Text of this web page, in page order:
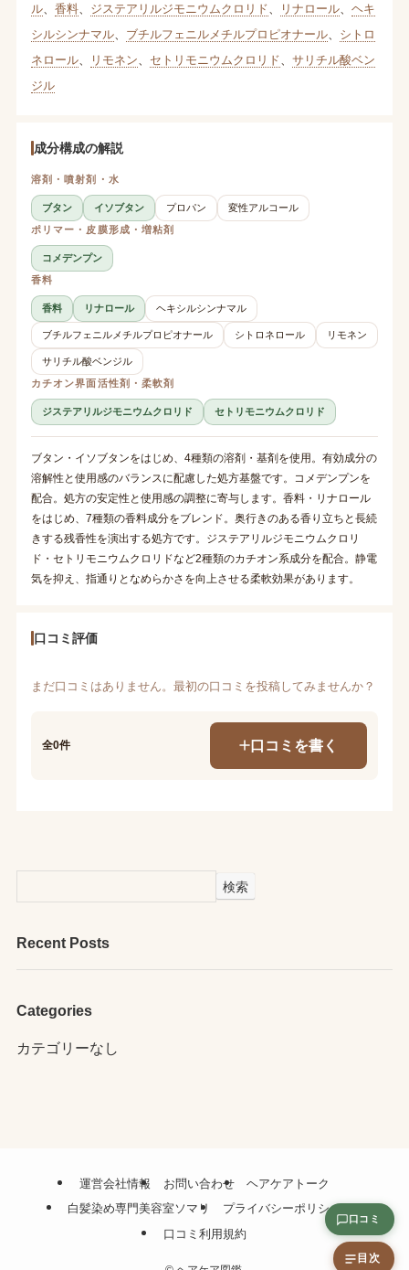
ル、 香料、 ジステアリルジモニウムクロリド リナロール、 ヘキ
シルシンナマル、 ブチルフェニルメチルプロピオナール、 シトロ
ネロール、 リモネン セトリモニウムクロリド
サリチル酸ベン
ジル
成分構成の解説
溶剤・噴射剤・水
ブタン イソブタン プロパン
変性アルコール
ポリマー・皮膜形成・増粘剤
コメデンプン
香料
香料 リナロール ヘキシルシンナマル
ブチルフェニルメチルプロピオナール シトロネロール リモネン
サリチル酸ベンジル
カチオン界面活性剤・柔軟剤
ジステアリルジモニウムクロリド セトリモニウムクロリド
ブタン・イソブタンをはじめ、4種類の溶剤・基剤を使用。有効成分の
溶解性と使用感のバランスに配慮した処方基盤です。コメデンプンを
配合。処方の安定性と使用感の調整に寄与します。香料・リナロール
をはじめ、7種類の香料成分をブレンド。奥行きのある香り立ちと長続
きする残香性を演出する処方です。ジステアリルジモニウムクロリ
ド・セトリモニウムクロリドなど2種類のカチオン系成分を配合。静電
気を抑え、指通りとなめらかさを向上させる柔軟効果があります。
口コミ評価
まだ口コミはありません。最初の口コミを投稿してみませんか？
全0件 口コミを書く
検索
Recent Posts
Categories
カテゴリーなし
運営会社情報 お問い合わせ
ヘアケアトーク
白髪染め専門美容室ソマリ
プライバシーポリシー
口コミ利用規約
口コミ
目次